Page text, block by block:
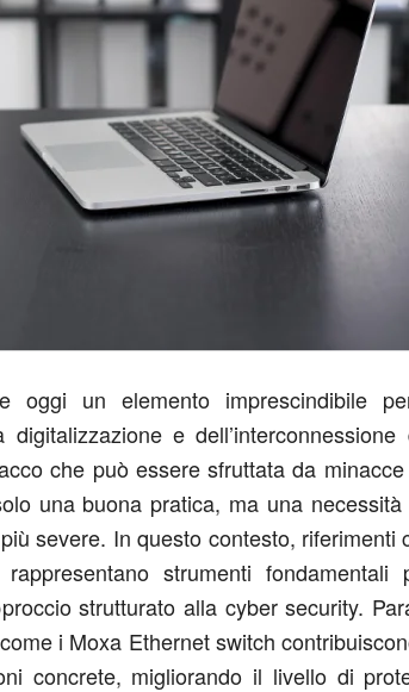
oggi un elemento imprescindibile
digitalizzazione e
che può essere sfruttata da
una buona pratica, ma una
severe. In questo contesto, riferimenti
strumenti fondamentali
strutturato alla cyber security.
i Moxa Ethernet switch
concrete, migliorando il livello di